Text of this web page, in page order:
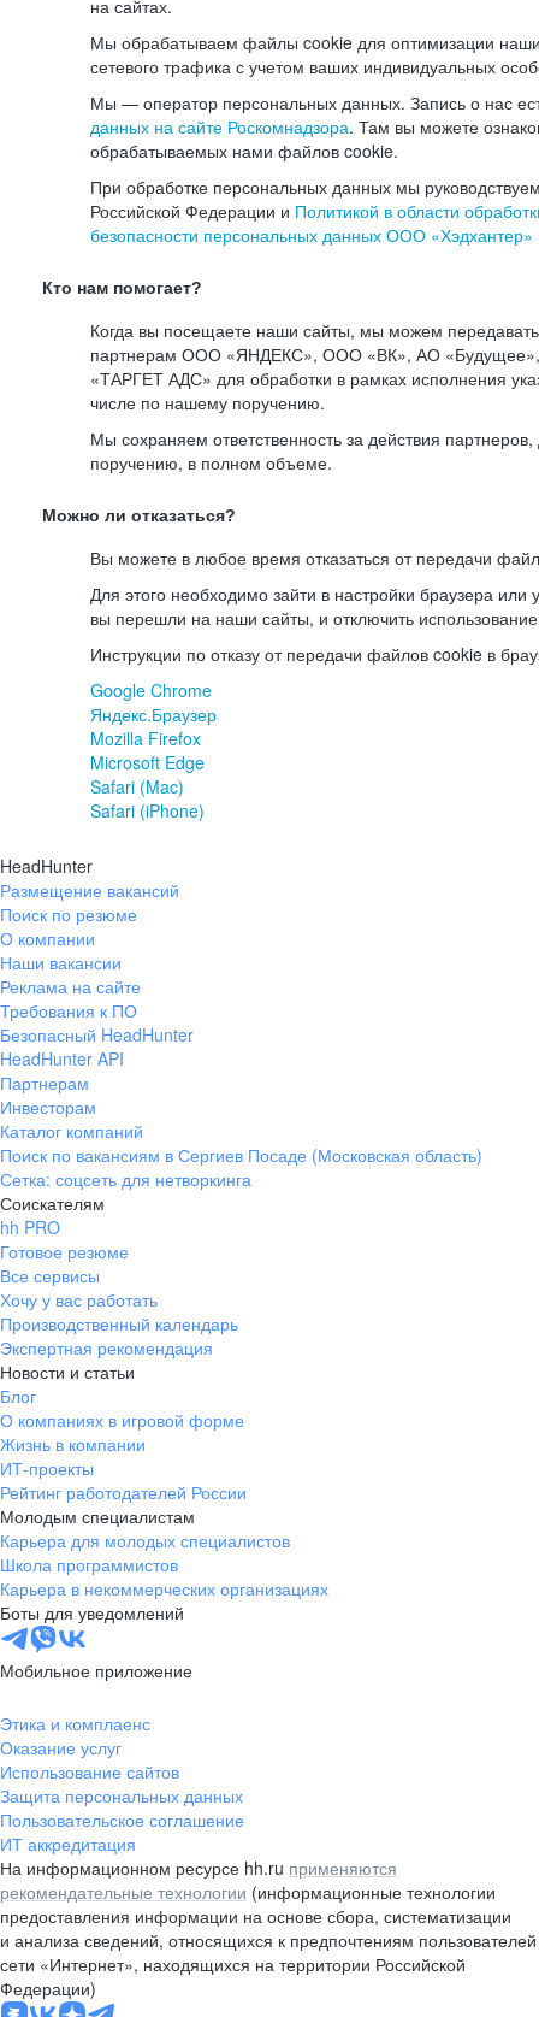
на сайтах.
Мы обрабатываем файлы cookie для оптимизации
сетевого трафика с учетом ваших индивидуальных
Мы — оператор персональных данных. Запись о нас
данных на сайте Роскомнадзора. Там вы можете
обрабатываемых нами файлов cookie.
При обработке персональных данных мы
Российской Федерации и Политикой в области
безопасности персональных данных ООО «Хэдхантер»
Кто нам помогает?
Когда вы посещаете наши сайты, мы можем
партнерам ООО «ЯНДЕКС», ООО «ВК», АО
«ТАРГЕТ АДС» для обработки в рамках исполнения
числе по нашему поручению.
Мы сохраняем ответственность за действия
поручению, в полном объеме.
Можно ли отказаться?
Вы можете в любое время отказаться от передачи
Для этого необходимо зайти в настройки браузера или
вы перешли на наши сайты, и отключить
Инструкции по отказу от передачи файлов cookie в
Google Chrome
Яндекс.Браузер
Mozilla Firefox
Microsoft Edge
Safari (Mac)
Safari (iPhone)
HeadHunter
Размещение вакансий
Поиск по резюме
О компании
Наши вакансии
Реклама на сайте
Требования к ПО
Безопасный HeadHunter
HeadHunter API
Партнерам
Инвесторам
Каталог компаний
Поиск по вакансиям в Сергиев Посаде (Московская область)
Сетка: соцсеть для нетворкинга
Соискателям
hh PRO
Готовое резюме
Все сервисы
Хочу у вас работать
Производственный календарь
Экспертная рекомендация
Новости и статьи
Блог
О компаниях в игровой форме
Жизнь в компании
ИТ-проекты
Рейтинг работодателей России
Молодым специалистам
Карьера для молодых специалистов
Школа программистов
Карьера в некоммерческих организациях
Боты для уведомлений
Мобильное приложение
Этика и комплаенс
Оказание услуг
Использование сайтов
Защита персональных данных
Пользовательское соглашение
ИТ аккредитация
На информационном ресурсе hh.ru применяются
рекомендательные технологии (информационные технологии
предоставления информации на основе сбора, систематизации
и анализа сведений, относящихся к предпочтениям пользователей
сети «Интернет», находящихся на территории Российской
Федерации)